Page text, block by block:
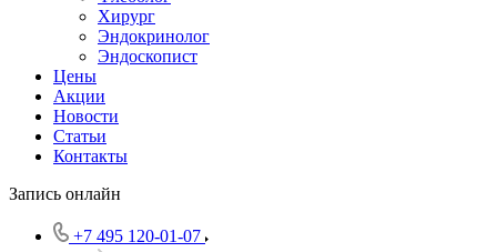
Хирург
Эндокринолог
Эндоскопист
Цены
Акции
Новости
Статьи
Контакты
Запись онлайн
+7 495 120-01-07